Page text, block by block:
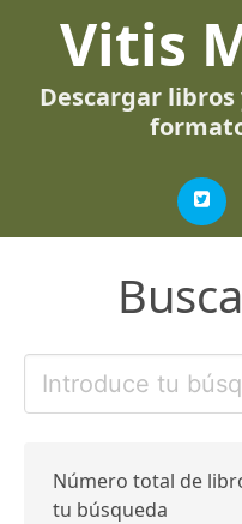
Vitis
Descargar
Número total de
tu búsqueda